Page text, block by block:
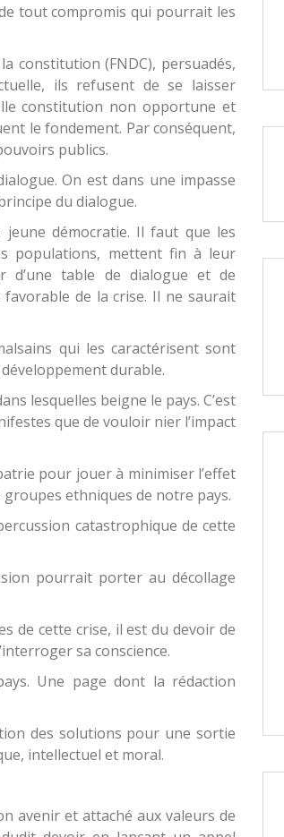
tout compromis qui pourrait les
constitution (FNDC), persuadés,
ils refusent de se laisser
constitution non opportune et
le fondement. Par conséquent,
publics.
On est dans une impasse
du dialogue.
démocratie. Il faut que les
populations, mettent fin à leur
table de dialogue et de
favorable de la crise. Il ne saurait
qui les caractérisent sont
durable.
lesquelles beigne le pays. C’est
que de vouloir nier l’impact
pour jouer à minimiser l’effet
ethniques de notre pays.
catastrophique de cette
pourrait porter au décollage
de cette crise, il est du devoir de
sa conscience.
Une page dont la rédaction
des solutions pour une sortie
intellectuel et moral.
avenir et attaché aux valeurs de